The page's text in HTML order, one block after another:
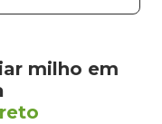
milho em